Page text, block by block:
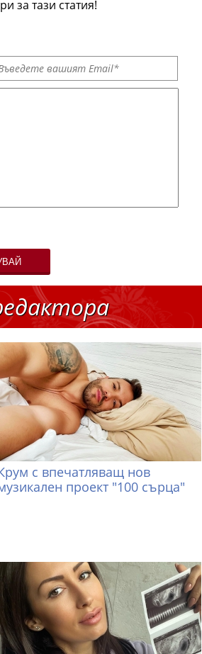
за тази статия!
с впечатляващ нов
проект "100 сърца"